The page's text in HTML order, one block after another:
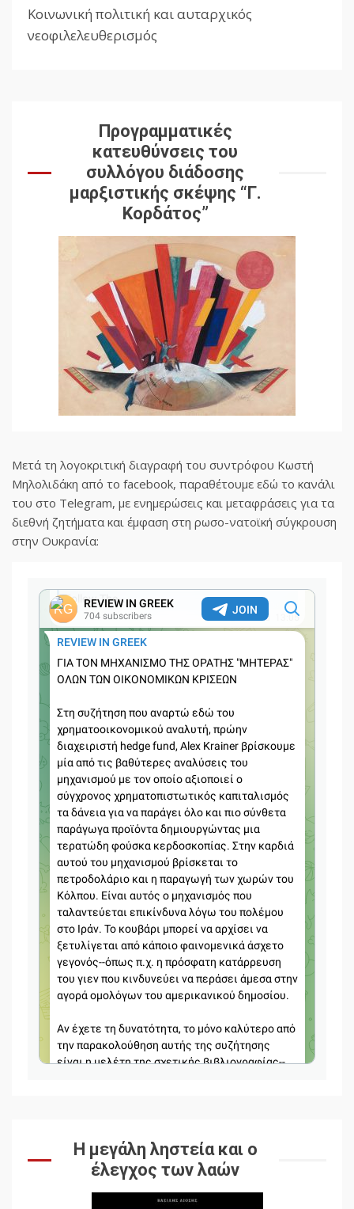
Reading
Κοινωνική πολιτική και αυταρχικός
νεοφιλελευθερισμός
Προγραμματικές
κατευθύνσεις του
συλλόγου διάδοσης
μαρξιστικής σκέψης “Γ.
Κορδάτος”
Μετά τη λογοκριτική διαγραφή του συντρόφου Κωστή
Μηλολιδάκη από το facebook, παραθέτουμε εδώ το κανάλι
του στο Telegram, με ενημερώσεις και μεταφράσεις για τα
διεθνή ζητήματα και έμφαση στη ρωσο-νατοϊκή σύγκρουση
στην Ουκρανία:
Η μεγάλη ληστεία και ο
έλεγχος των λαών